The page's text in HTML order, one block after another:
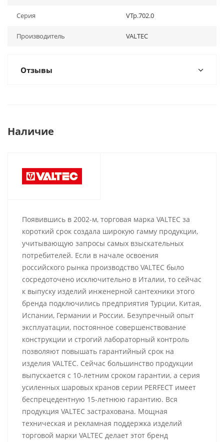
Серия VTp.702.0
Производитель VALTEC
Отзывы
Наличие
Появившись в 2002-м, торговая марка VALTEC за
короткий срок создала широкую гамму продукции,
учитывающую запросы самых взыскательных
потребителей. Если в начале освоения
российского рынка производство VALTEC было
сосредоточено исключительно в Италии, то сейчас
к выпуску изделий инженерной сантехники этого
бренда подключились предприятия Турции, Китая,
Испании, Германии и России. Безупречный опыт
эксплуатации, постоянное совершенствование
конструкции и строгий лабораторный контроль
позволяют повышать гарантийный срок на
изделия VALTEC. Сейчас большинство продукции
выпускается с 10-летним сроком гарантии, а серия
усиленных шаровых кранов серии PERFECT имеет
беспрецедентную 15-летнюю гарантию. Вся
продукция VALTEC застрахована. Мощная
техническая и рекламная поддержка изделий
торговой марки VALTEC делает этот бренд